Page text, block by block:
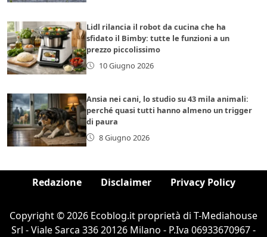
Lidl rilancia il robot da cucina che ha
sfidato il Bimby: tutte le funzioni a un
prezzo piccolissimo
10 Giugno 2026
Ansia nei cani, lo studio su 43 mila animali:
perché quasi tutti hanno almeno un trigger
di paura
8 Giugno 2026
Redazione Disclaimer Privacy Policy
Copyright © 2026 Ecoblog.it proprietà di T-Mediahouse
Srl - Viale Sarca 336 20126 Milano - P.Iva 06933670967 -